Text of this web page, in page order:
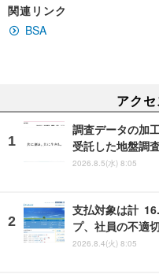
関連リンク
BSA
アク
調査データの加
受託した地盤調
2026.8.5(水) 8:05
支払対象は計
プ、社員の不適
2026.8.4(火) 8:05